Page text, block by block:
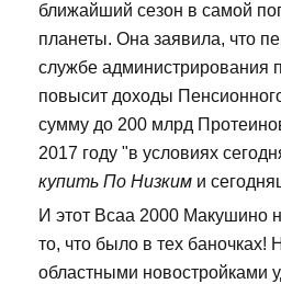
ближайший сезон в самой
планеты. Она заявила, что
службе администрирования
повысит доходы
сумму до 200 млрд
2017 году "в условиях
купить По Низким и
И этот Bcaa 2000 Макушино
то, что было в тех баночках!
областными новостройками